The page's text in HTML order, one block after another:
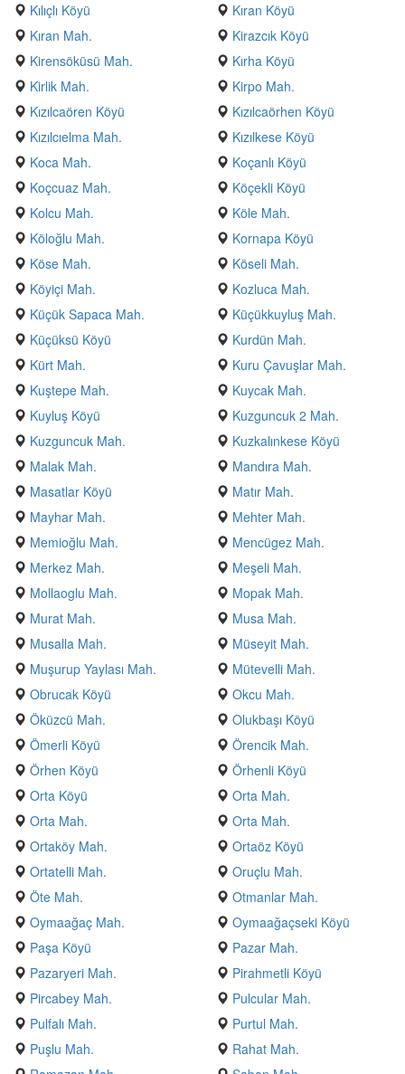
Kılıçlı Köyü
Kıran Köyü
Kıran Mah.
Kirazcık Köyü
Kirensöküsü Mah.
Kırha Köyü
Kirlik Mah.
Kirpo Mah.
Kızılcaören Köyü
Kızılcaörhen Köyü
Kızılcıelma Mah.
Kızılkese Köyü
Koca Mah.
Koçanlı Köyü
Koçcuaz Mah.
Köçekli Köyü
Kolcu Mah.
Köle Mah.
Köloğlu Mah.
Kornapa Köyü
Köse Mah.
Köseli Mah.
Köyiçi Mah.
Kozluca Mah.
Küçük Sapaca Mah.
Küçükkuyluş Mah.
Küçüksü Köyü
Kurdün Mah.
Kürt Mah.
Kuru Çavuşlar Mah.
Kuştepe Mah.
Kuycak Mah.
Kuyluş Köyü
Kuzguncuk 2 Mah.
Kuzguncuk Mah.
Kuzkalınkese Köyü
Malak Mah.
Mandıra Mah.
Masatlar Köyü
Matır Mah.
Mayhar Mah.
Mehter Mah.
Memioğlu Mah.
Mencügez Mah.
Merkez Mah.
Meşeli Mah.
Mollaoglu Mah.
Mopak Mah.
Murat Mah.
Musa Mah.
Musalla Mah.
Müseyit Mah.
Muşurup Yaylası Mah.
Mütevelli Mah.
Obrucak Köyü
Okcu Mah.
Öküzcü Mah.
Olukbaşı Köyü
Ömerli Köyü
Örencik Mah.
Örhen Köyü
Örhenli Köyü
Orta Köyü
Orta Mah.
Orta Mah.
Orta Mah.
Ortaköy Mah.
Ortaöz Köyü
Ortatelli Mah.
Oruçlu Mah.
Öte Mah.
Otmanlar Mah.
Oymaağaç Mah.
Oymaağaçseki Köyü
Paşa Köyü
Pazar Mah.
Pazaryeri Mah.
Pirahmetli Köyü
Pircabey Mah.
Pulcular Mah.
Pulfalı Mah.
Purtul Mah.
Puşlu Mah.
Rahat Mah.